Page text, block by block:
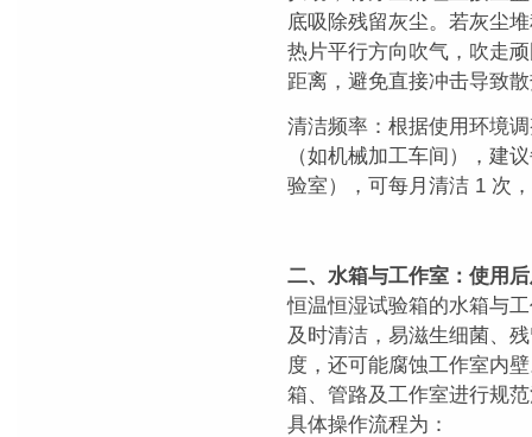
底吸除残留灰尘。若灰尘
热片平行方向吹气，吹走
距离，避免直接冲击导致
清洁频率：根据使用环境
（如机械加工车间），建
验室），可每月清洁 1 次
二、水箱与工作室：使用
恒温恒湿试验箱的水箱与
及时清洁，易滋生细菌、
度，还可能腐蚀工作室内
箱、管路及工作室进行规
具体操作流程为：